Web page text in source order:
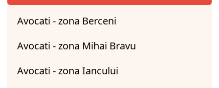
Avocati - zona Berceni
Avocati - zona Mihai Bravu
Avocati - zona Iancului